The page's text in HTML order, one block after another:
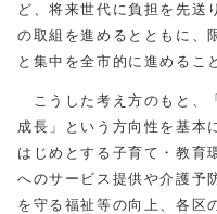
ど、将来世代に負担を先送
の取組を進めるとともに、
と集中を全市的に進めるこ
こうした考え方のもと、
成長」という方向性を基本
はじめとする子育て・教育
へのサービス提供や介護予
を守る福祉等の向上、各区